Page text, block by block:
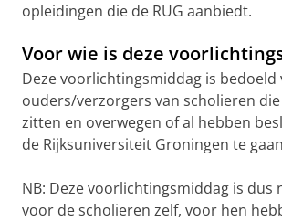
opleidingen die de RUG aanbiedt.
Voor wie is deze
Deze voorlichtingsmiddag is bedoeld
ouders/verzorgers van scholieren die
zitten en overwegen of al hebben
de Rijksuniversiteit Groningen te
NB: Deze voorlichtingsmiddag is dus
voor de scholieren zelf, voor hen